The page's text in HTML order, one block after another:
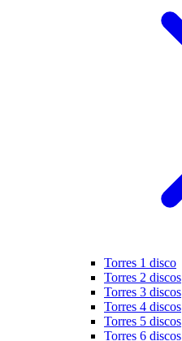
Torres 1 disco
Torres 2 discos
Torres 3 discos
Torres 4 discos
Torres 5 discos
Torres 6 discos